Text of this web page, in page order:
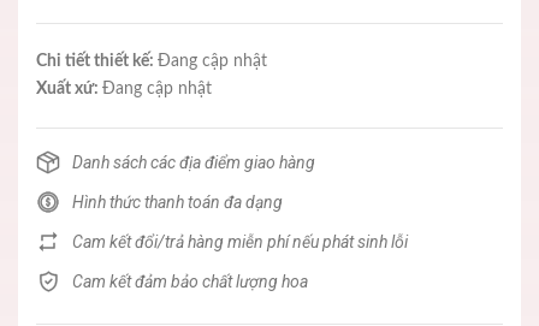
Chi tiết thiết kế: Đang cập nhật
Xuất xứ: Đang cập nhật
Danh sách các địa điểm giao hàng
Hình thức thanh toán đa dạng
Cam kết đổi/trả hàng miễn phí nếu phát sinh lỗi
Cam kết đảm bảo chất lượng hoa